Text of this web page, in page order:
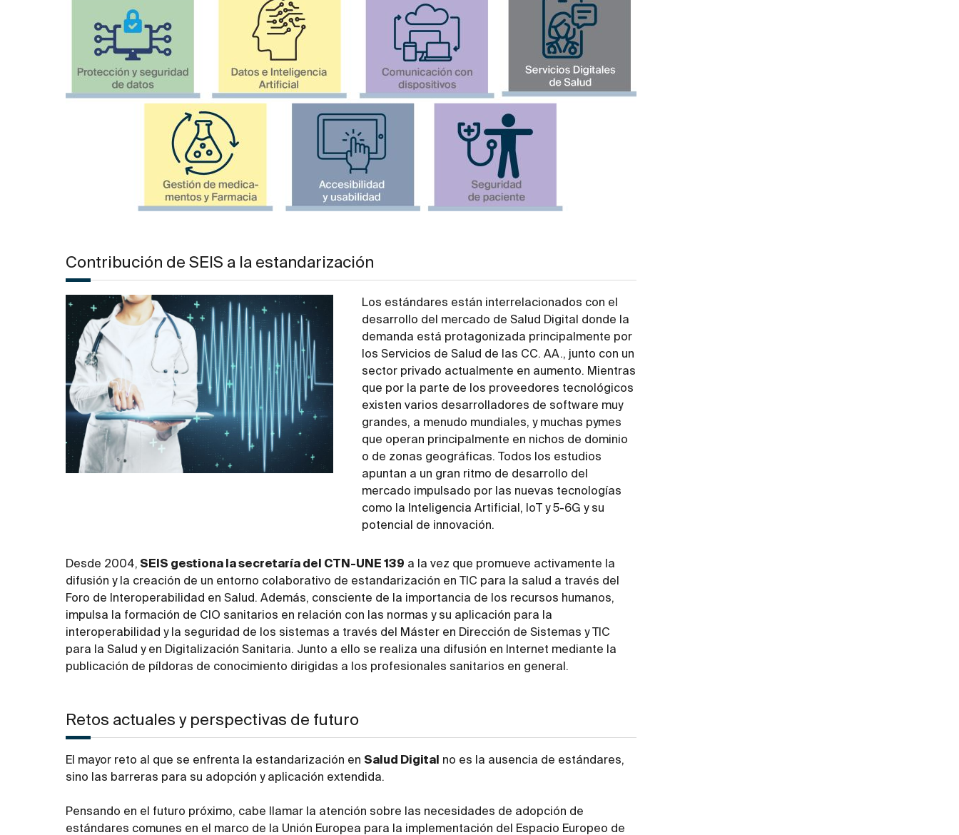
Contribución de SEIS a la estandarización
Los estándares están interrelacionados con el
desarrollo del mercado de Salud Digital donde la
demanda está protagonizada principalmente por
los Servicios de Salud de las CC. AA., junto con un
sector privado actualmente en aumento. Mientras
que por la parte de los proveedores tecnológicos
existen varios desarrolladores de software muy
grandes, a menudo mundiales, y muchas pymes
que operan principalmente en nichos de dominio
o de zonas geográficas. Todos los estudios
apuntan a un gran ritmo de desarrollo del
mercado impulsado por las nuevas tecnologías
como la Inteligencia Artificial, IoT y 5-6G y su
potencial de innovación.
Desde 2004, SEIS gestiona la secretaría del CTN-UNE 139 a la vez que promueve activamente la
difusión y la creación de un entorno colaborativo de estandarización en TIC para la salud a través del
Foro de Interoperabilidad en Salud. Además, consciente de la importancia de los recursos humanos,
impulsa la formación de CIO sanitarios en relación con las normas y su aplicación para la
interoperabilidad y la seguridad de los sistemas a través del Máster en Dirección de Sistemas y TIC
para la Salud y en Digitalización Sanitaria. Junto a ello se realiza una difusión en Internet mediante la
publicación de píldoras de conocimiento dirigidas a los profesionales sanitarios en general.
Retos actuales y perspectivas de futuro
El mayor reto al que se enfrenta la estandarización en Salud Digital
no es la ausencia de estándares,
sino las barreras para su adopción y aplicación extendida.
Pensando en el futuro próximo, cabe llamar la atención sobre las necesidades de adopción de
estándares comunes en el marco de la Unión Europea para la implementación del Espacio Europeo de